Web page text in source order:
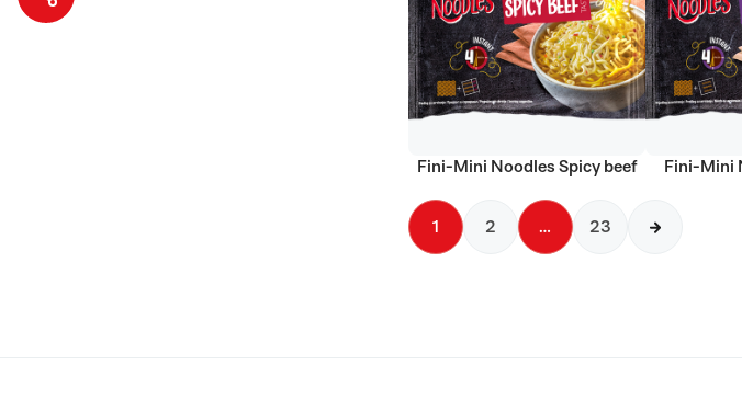
Fini-Mini Noodles Spicy beef Fini-Mini
1 2 … 23